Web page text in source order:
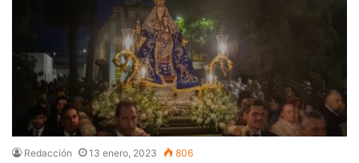
Redacción 13 enero, 2023 806